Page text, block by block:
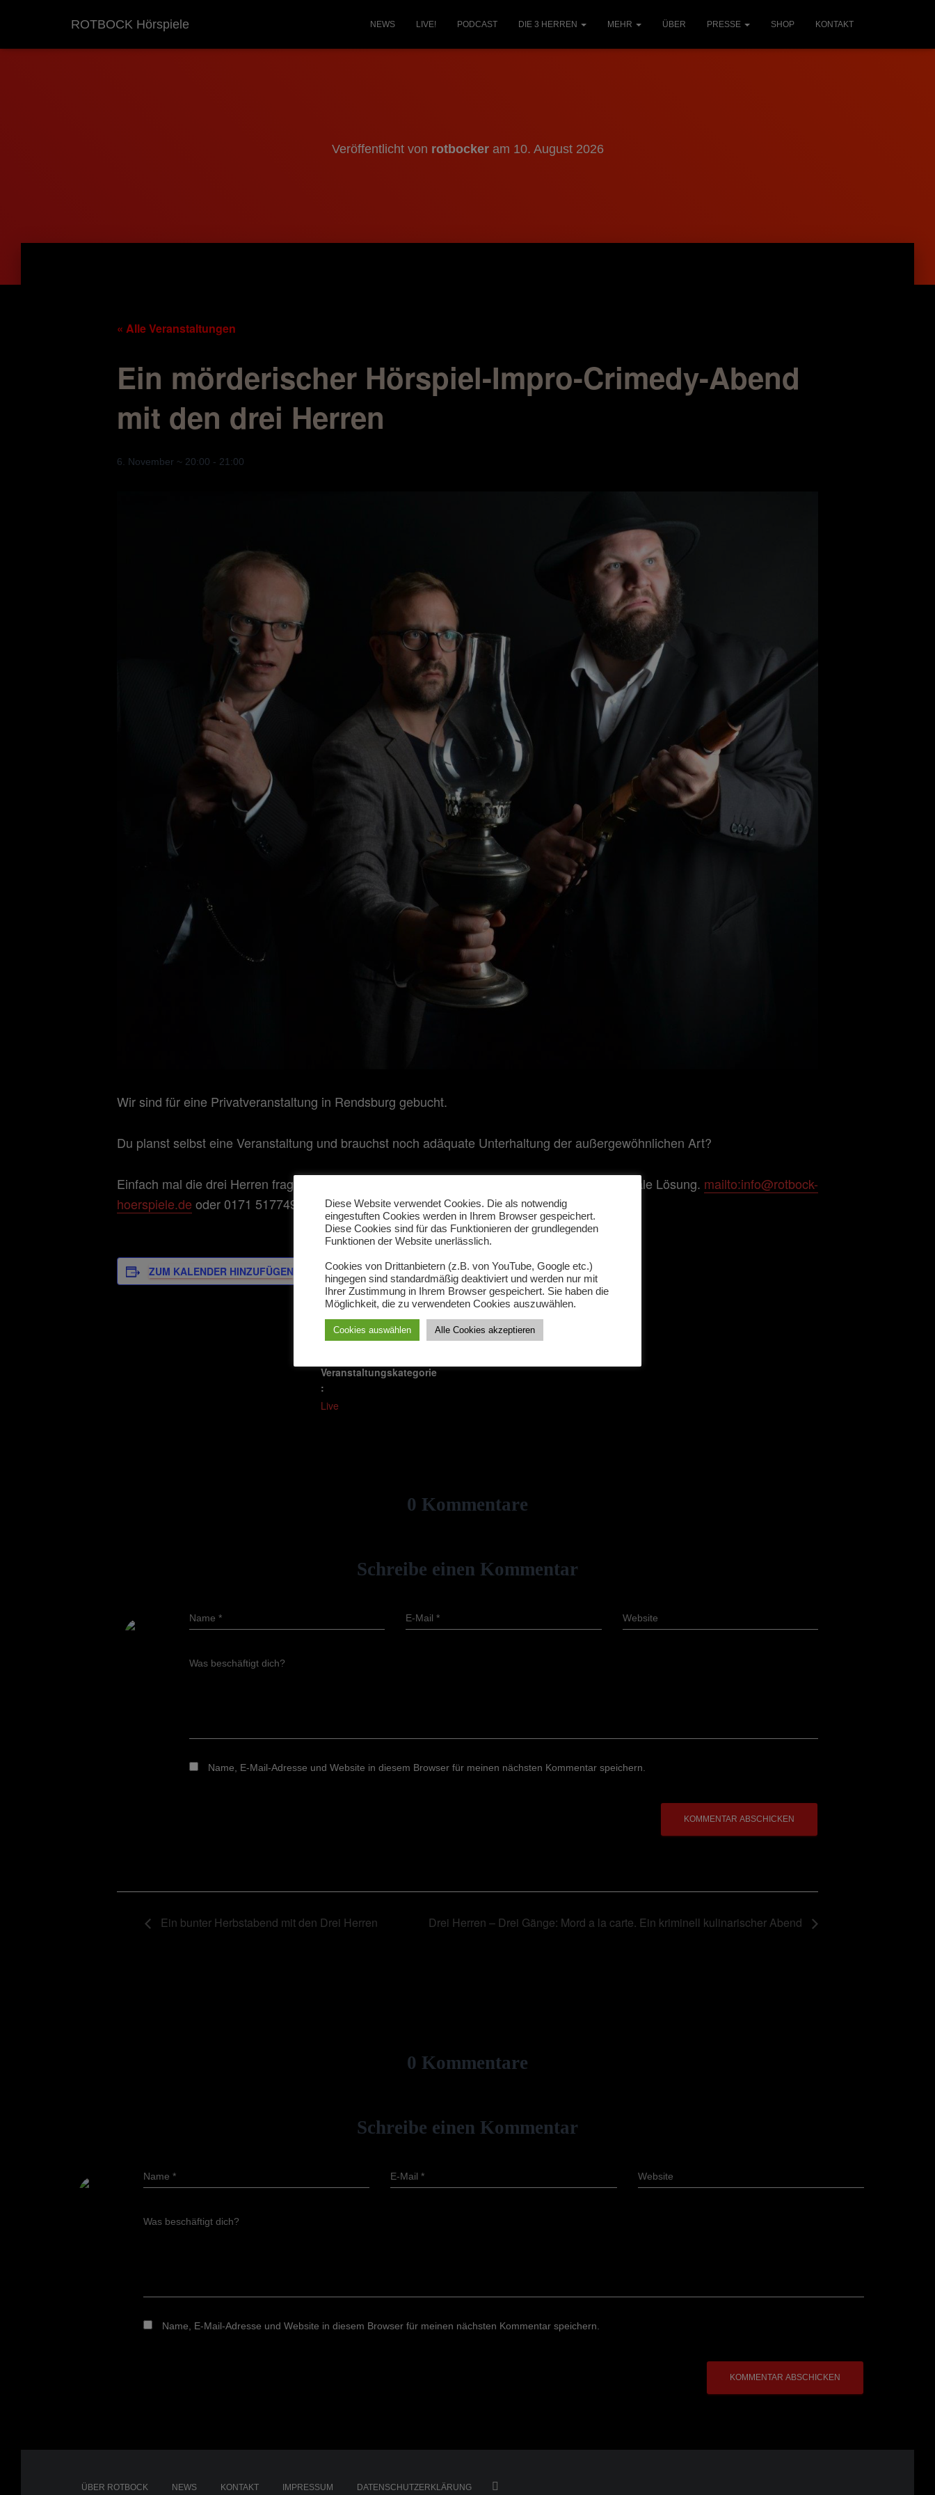
ROTBOCK Hörspiele NEWS LIVE! PODCAST DIE 3 HERREN MEHR ÜBER PRESSE SHOP KONTAKT
Veröffentlicht von rotbockeram 10. August 2026
« Alle Veranstaltungen
Ein mörderischer Hörspiel-Impro-Crimedy-Abend
mit den drei Herren
6. November ~ 20:00 - 21:00
Wir sind für eine Privatveranstaltung in Rendsburg gebucht.
Du planst selbst eine Veranstaltung und brauchst noch adäquate Unterhaltung der außergewöhnlichen Art?
Einfach mal die drei Herren fragen; wir haben für alle Anlässe und Programmlängen die optimale Lösung. mailto:info@rotbock-
hoerspiele.de oder 0171 5177495
ZUM KALENDER HINZUFÜGEN
DETAILS
Datum:
6. November
Zeit:
Veranstaltungskategorie
:
Live
0 Kommentare
Schreibe einen Kommentar
Name * E-Mail* Website
Was beschäftigt dich?
Name, E-Mail-Adresse und Website in diesem Browser für meinen nächsten Kommentar speichern.
Ein bunter Herbstabend mit den Drei Herren Drei Herren – Drei Gänge: Mord a la carte. Ein kriminell kulinarischer Abend
0 Kommentare
Schreibe einen Kommentar
Name * E-Mail* Website
Was beschäftigt dich?
Name, E-Mail-Adresse und Website in diesem Browser für meinen nächsten Kommentar speichern.
ÜBER ROTBOCK NEWS KONTAKT IMPRESSUM DATENSCHUTZERKLÄRUNG
Diese Website verwendet Cookies. Die als notwendig
eingestuften Cookies werden in Ihrem Browser gespeichert.
Diese Cookies sind für das Funktionieren der grundlegenden
Funktionen der Website unerlässlich.
Cookies von Drittanbietern (z.B. von YouTube, Google etc.)
hingegen sind standardmäßig deaktiviert und werden nur mit
Ihrer Zustimmung in Ihrem Browser gespeichert. Sie haben die
Möglichkeit, die zu verwendeten Cookies auszuwählen.
Cookies auswählen Alle Cookies akzeptieren